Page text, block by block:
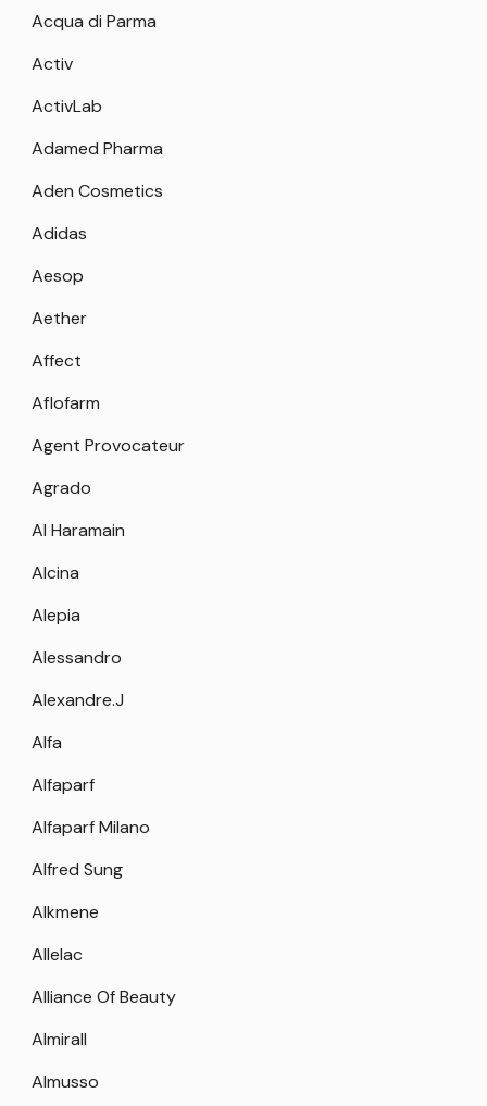
Acqua di Parma
Activ
ActivLab
Adamed Pharma
Aden Cosmetics
Adidas
Aesop
Aether
Affect
Aflofarm
Agent Provocateur
Agrado
Al Haramain
Alcina
Alepia
Alessandro
Alexandre.J
Alfa
Alfaparf
Alfaparf Milano
Alfred Sung
Alkmene
Allelac
Alliance Of Beauty
Almirall
Almusso